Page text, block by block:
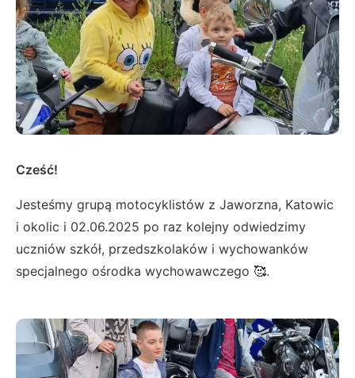
Cześć!
Jesteśmy grupą motocyklistów z Jaworzna, Katowic
i okolic i 02.06.2025 po raz kolejny odwiedzimy
uczniów szkół, przedszkolaków i wychowanków
specjalnego ośrodka wychowawczego 🥰.